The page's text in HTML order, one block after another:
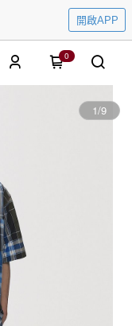
開啟APP
0
1/9